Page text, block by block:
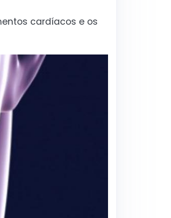
cardíacos e os